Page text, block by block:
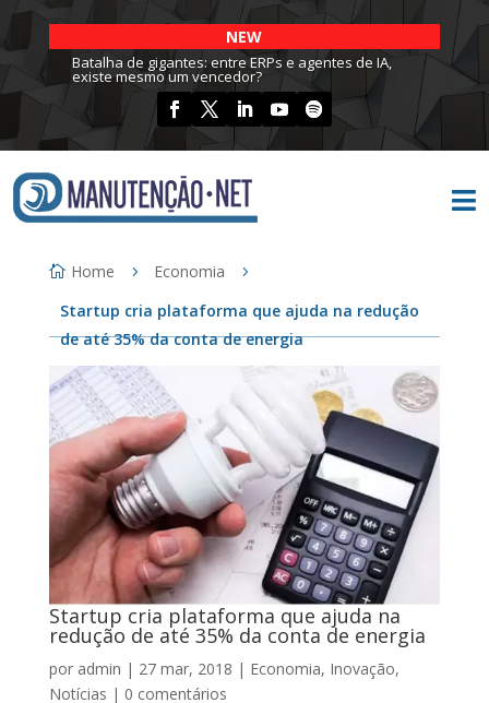
NEW
Batalha de gigantes: entre ERPs e agentes de IA,
existe mesmo um vencedor?

Home
Economia
Startup cria plataforma que ajuda na redução
de até 35% da conta de energia
Startup cria plataforma que ajuda na
redução de até 35% da conta de energia
por admin | 27 mar, 2018 | Economia, Inovação,
Notícias | 0 comentários